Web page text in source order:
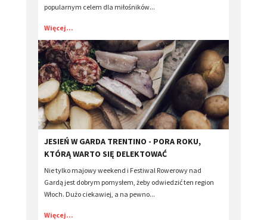
popularnym celem dla miłośników...
Więcej...
​JESIEŃ W GARDA TRENTINO - PORA ROKU,
KTÓRĄ WARTO SIĘ DELEKTOWAĆ
Nie tylko majowy weekend i Festiwal Rowerowy nad
Gardą jest dobrym pomysłem, żeby odwiedzić ten region
Włoch. Dużo ciekawiej, a na pewno...
Więcej...